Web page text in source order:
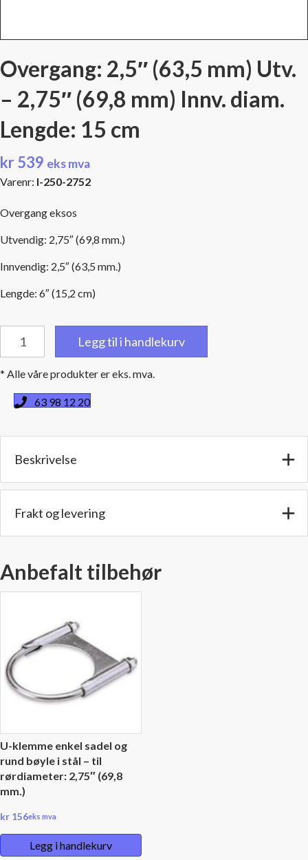
Overgang: 2,5″ (63,5 mm) Utv.
– 2,75″ (69,8 mm) Innv. diam.
Lengde: 15 cm
kr539 eks mva
Varenr: I-250-2752
Overgang eksos
Utvendig: 2,75″ (69,8 mm.)
Innvendig: 2,5″ (63,5 mm.)
Lengde: 6″ (15,2 cm)
mm)
Utv.
mm)
diam.
Lengde:
cm
Legg til i handlekurv
* Alle våre produkter er eks. mva.
63 98 12 20
Beskrivelse
Frakt og levering
Anbefalt tilbehør
U-klemme enkel sadel og
rund bøyle i stål – til
rørdiameter: 2,75″ (69,8
mm.)
kr 156eks mva
Legg i handlekurv